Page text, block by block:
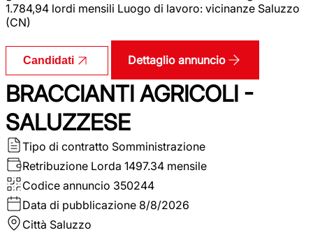
1.784,94 lordi mensili Luogo di lavoro: vicinanze Saluzzo
(CN)
Candidati Dettaglio annuncio
BRACCIANTI AGRICOLI -
SALUZZESE
Tipo di contratto Somministrazione
Retribuzione Lorda 1497.34 mensile
Codice annuncio 350244
Data di pubblicazione 8/8/2026
Città Saluzzo